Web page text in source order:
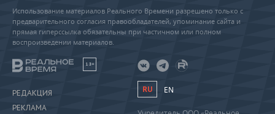
Использование материалов Реального Времени разрешено только с
предварительного согласия правообладателей, упоминание сайта и
прямая гиперссылка обязательны при частичном или полном
воспроизведении материалов.
18+
РЕДАКЦИЯ
РЕКЛАМА
RU EN